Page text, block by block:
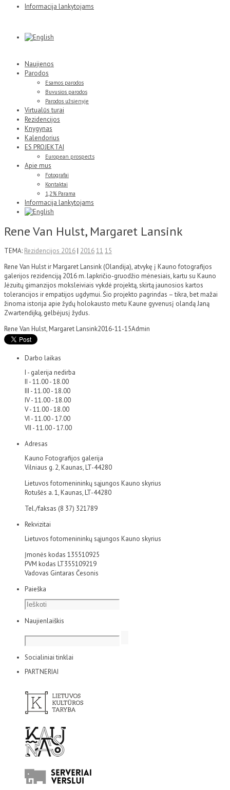
Informacija lankytojams
Naujienos
Parodos
Esamos parodos
Buvusios parodos
Parodos užsienyje
Virtualūs turai
Rezidencijos
Knygynas
Kalendorius
ES PROJEKTAI
European prospects
Apie mus
Fotografai
Kontaktai
1,2% Parama
Informacija lankytojams
Rene Van Hulst, Margaret Lansink
TEMA: Rezidencijos 2016| 201611 15
Rene Van Hulst ir Margaret Lansink (Olandija), atvykę į Kauno fotografijos
galerijos rezidenciją 2016 m. lapkričio-gruodžio mėnesiais, kartu su Kauno
Jėzuitų gimanzijos moksleiviais vykdė projektą, skirtą jaunosios kartos
tolerancijos ir empatijos ugdymui. Šio projekto pagrindas – tikra, bet mažai
žinoma istorija apie žydų holokausto metu Kaune gyvenusį olandą Janą
Zwartendijką, gelbėjusį žydus.
Rene Van Hulst, Margaret Lansink2016-11-15Admin
Darbo laikas
I - galerija nedirba
II - 11.00 - 18.00
III - 11.00 - 18.00
IV - 11.00 - 18.00
V - 11.00 - 18.00
VI - 11.00 - 17.00
VII - 11.00 - 17.00
Adresas
Kauno Fotografijos galerija
Vilniaus g. 2, Kaunas, LT-44280
Lietuvos fotomenininkų sąjungos Kauno skyrius
Rotušės a. 1, Kaunas, LT-44280
Tel./faksas (8 37) 321789
Rekvizitai
Lietuvos fotomenininkų sąjungos Kauno skyrius
Įmonės kodas 135510925
PVM kodas LT355109219
Vadovas Gintaras Česonis
Paieška
Naujienlaiškis
Socialiniai tinklai
PARTNERIAI